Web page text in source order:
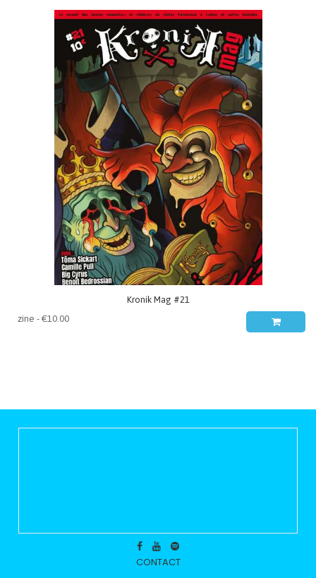
Kronik Mag #21
CONTACT